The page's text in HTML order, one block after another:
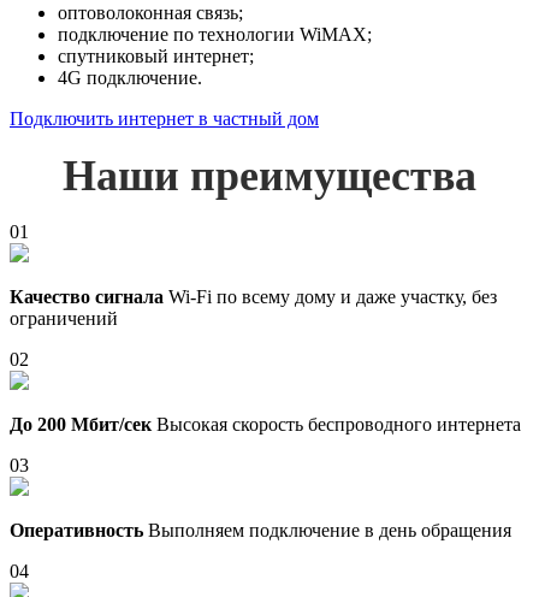
оптоволоконная связь;
подключение по технологии WiMAX;
спутниковый интернет;
4G подключение.
Подключить интернет в частный дом
Наши преимущества
01
Качество сигнала Wi-Fi по всему дому и даже участку, без
ограничений
02
До 200 Мбит/сек Высокая скорость беспроводного интернета
03
Оперативность Выполняем подключение в день обращения
04